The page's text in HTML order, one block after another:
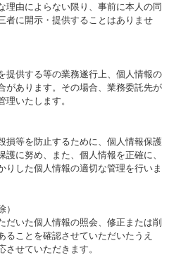
理由によらない限り、事前に本人の同
者に開示・提供することはありませ
提供する等の業務遂行上、個人情報の
があります。その場合、業務委託先が
いたします。
損等を防止するために、個人情報保護
に努め、また、個人情報を正確に、
りした個人情報の適切な管理を行いま
）
だいた個人情報の照会、修正または削
ることを確認させていただいたうえ
せていただきます。